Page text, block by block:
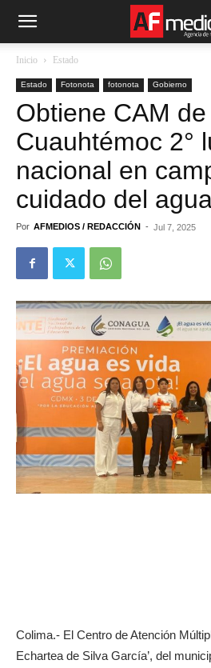
Inicio Estado
Estado Fotonota fotonota Gobierno
Obtiene CAM de
Cuauhtémoc 2°
nacional en
cuidado del
Por AFMEDIOS / REDACCIÓN - Jul 7, 2025
Colima.- El Centro de Atención
Echartea de Silva García’, del